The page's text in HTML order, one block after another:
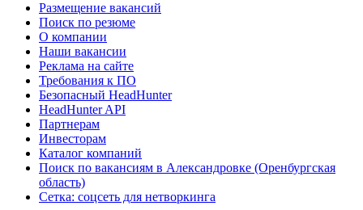
Размещение вакансий
Поиск по резюме
О компании
Наши вакансии
Реклама на сайте
Требования к ПО
Безопасный HeadHunter
HeadHunter API
Партнерам
Инвесторам
Каталог компаний
Поиск по вакансиям в Александровке (Оренбургская
область)
Сетка: соцсеть для нетворкинга